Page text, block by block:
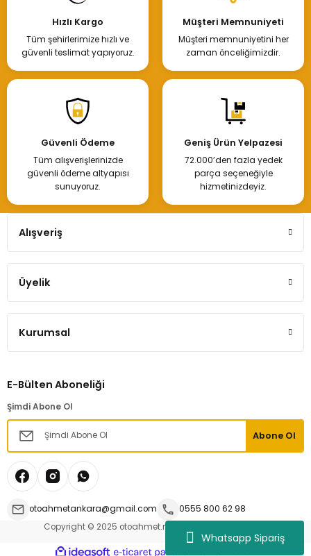
Whatsapp Sipariş
Hemen İncele
Hızlı Kargo
Tüm şehirlerimize hızlı ve
güvenli teslimat yapıyoruz.
Müşteri Memnuniyeti
Müşteri memnuniyetini her
zaman önceliğimizdir.
Güvenli Ödeme
Tüm alışverişlerinizde
güvenli ödeme altyapısı
sunuyoruz.
Geniş Ürün Yelpazesi
72.000’den fazla yedek
parça seçeneğiyle
hizmetinizdeyiz.
Alışveriş
Üyelik
Kurumsal
E-Bülten Aboneliği
Şimdi Abone Ol
Abone Ol
otoahmetankara@gmail.com
0555 800 62 98
Copyright © 2025 otoahmet.net | Tüm hakları saklıdır.
ideasoft